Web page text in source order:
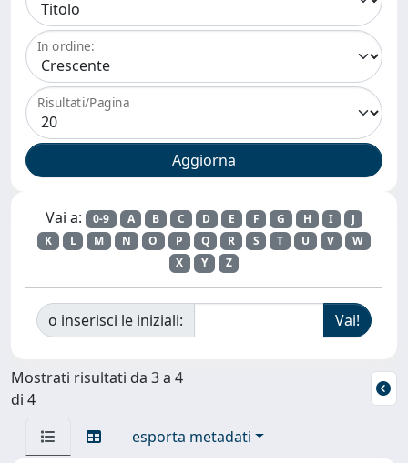
In ordine:
Risultati/Pagina
Vai a: 0-9 A B C D E F G H I
J
K
L M N O P Q R S T U V
W
X
Y Z
o inserisci le iniziali:
Mostrati risultati da 3 a 4
di 4
esporta metadati